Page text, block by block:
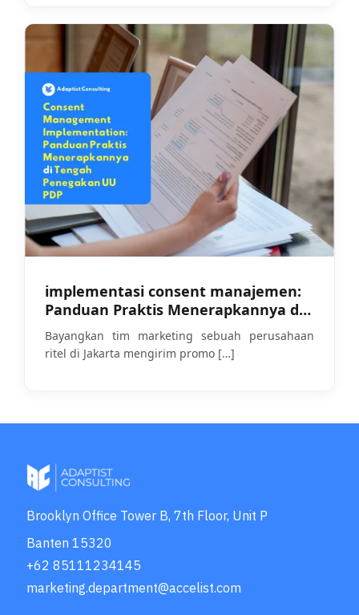
implementasi consent manajemen:
Panduan Praktis Menerapkannya di
Tengah Penegakan UU PDP
Bayangkan tim marketing sebuah perusahaan
ritel di Jakarta mengirim promo […]
Brooklyn Office Tower B, 7th Floor, Unit P
Banten 15320
+62 85111234145
marketing.department@accelist.com